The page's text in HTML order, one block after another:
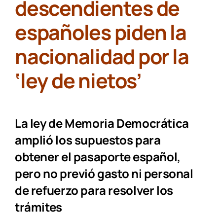
descendientes de
españoles piden la
nacionalidad por la
‘ley de nietos’
La ley de Memoria Democrática
amplió los supuestos para
obtener el pasaporte español,
pero no previó gasto ni personal
de refuerzo para resolver los
trámites